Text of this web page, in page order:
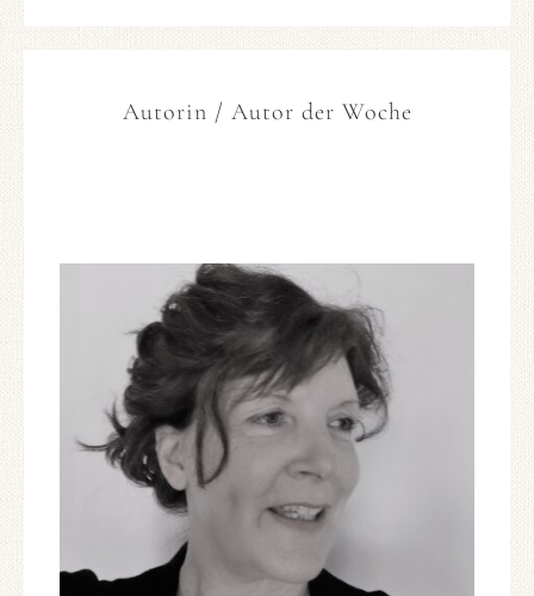
Autorin / Autor der Woche